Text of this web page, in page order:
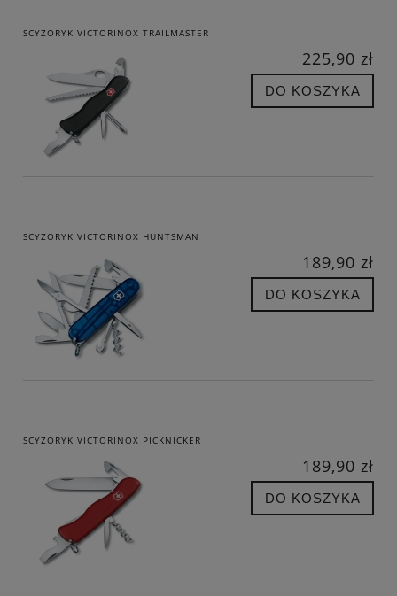
SCYZORYK VICTORINOX TRAILMASTER
225,90 zł
DO KOSZYKA
SCYZORYK VICTORINOX HUNTSMAN
189,90 zł
DO KOSZYKA
SCYZORYK VICTORINOX PICKNICKER
189,90 zł
DO KOSZYKA